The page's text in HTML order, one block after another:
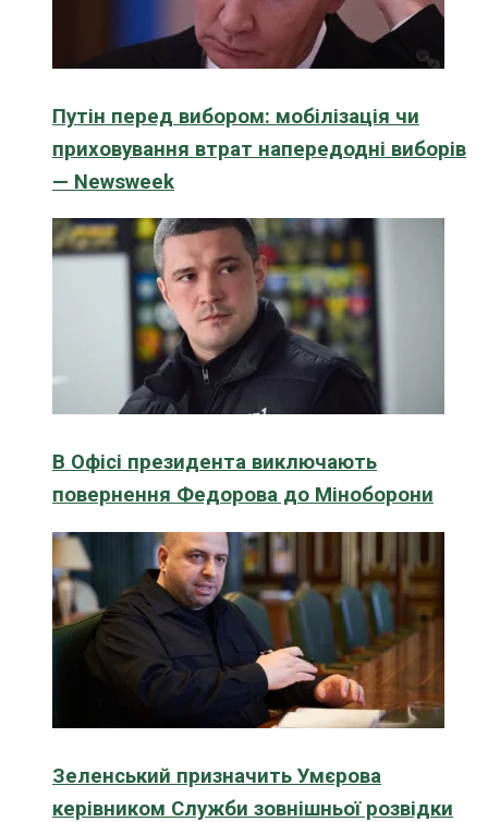
Путін перед вибором: мобілізація чи
приховування втрат напередодні виборів
— Newsweek
В Офісі президента виключають
повернення Федорова до Міноборони
Зеленський призначить Умєрова
керівником Служби зовнішньої розвідки